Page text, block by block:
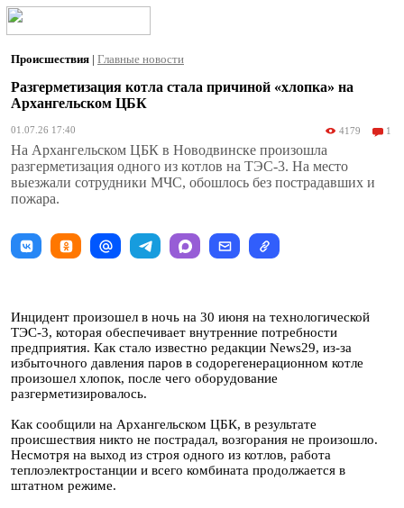
Происшествия | Главные новости
Разгерметизация котла стала причиной «хлопка» на
Архангельском ЦБК
01.07.26 17:40 4179 1
На Архангельском ЦБК в Новодвинске произошла
разгерметизация одного из котлов на ТЭС-3. На место
выезжали сотрудники МЧС, обошлось без пострадавших и
пожара.
Инцидент произошел в ночь на 30 июня на технологической
ТЭС-3, которая обеспечивает внутренние потребности
предприятия. Как стало известно редакции News29, из-за
избыточного давления паров в содорегенерационном котле
произошел хлопок, после чего оборудование
разгерметизировалось.
Как сообщили на Архангельском ЦБК, в результате
происшествия никто не пострадал, возгорания не произошло.
Несмотря на выход из строя одного из котлов, работа
теплоэлектростанции и всего комбината продолжается в
штатном режиме.